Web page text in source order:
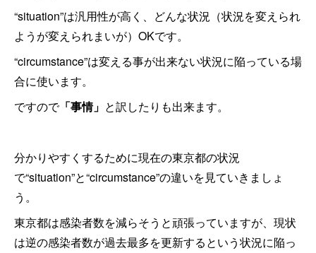
“situation”は汎用性が高く、どんな状況（状況を変えられ
ようが変えられまいが）OKです。
“circumstance”は変える事が出来ない状況に陥っている場
合に使います。
ですので「事情」 と訳したりも出来ます。
分かりやすくするために現在の東京都の状況
で“situation”と“circumstance”の違いを見ていきましょ
う。
東京都は感染者数を減らそうと頑張っていますが、現状
は逆の感染者数が過去最多を更新するという状況に陥っ